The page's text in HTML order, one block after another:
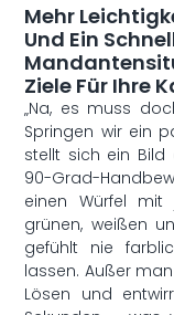
Mehr
Und Ein
Ziele Für Ihre
„Na, es muss
Springen wir ein
stellt sich ein Bild
90-Grad-
einen Würfel mit
grünen, weißen
gefühlt nie
lassen. Außer
Lösen und